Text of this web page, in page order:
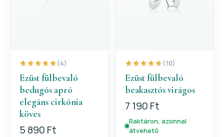
(4)
Ezüst fülbevaló
bedugós apró
elegáns cirkónia
köves
5 890 Ft
(10)
Ezüst fülbevaló
beakasztós virágos
7 190 Ft
Raktáron, azonnal
átvehető